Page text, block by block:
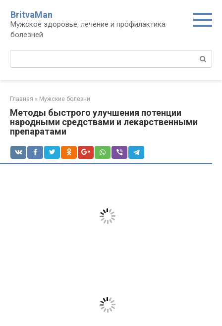
контенту
BritvaMan
Мужское здоровье, лечение и профилактика
болезней
Главная » Мужские болезни
Методы быстрого улучшения потенции
народными средствами и лекарственными
препаратами